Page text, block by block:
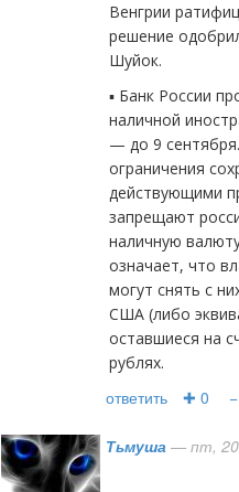
Венгрии
решение
Шуйок.
▪️ Банк России
наличной
— до 9
ограничения
действующими
запрещают
наличную
означает, что
могут снять с
США (либо
оставшиеся на
рублях.
ответить ✚ 0
Тьмуша — пт,